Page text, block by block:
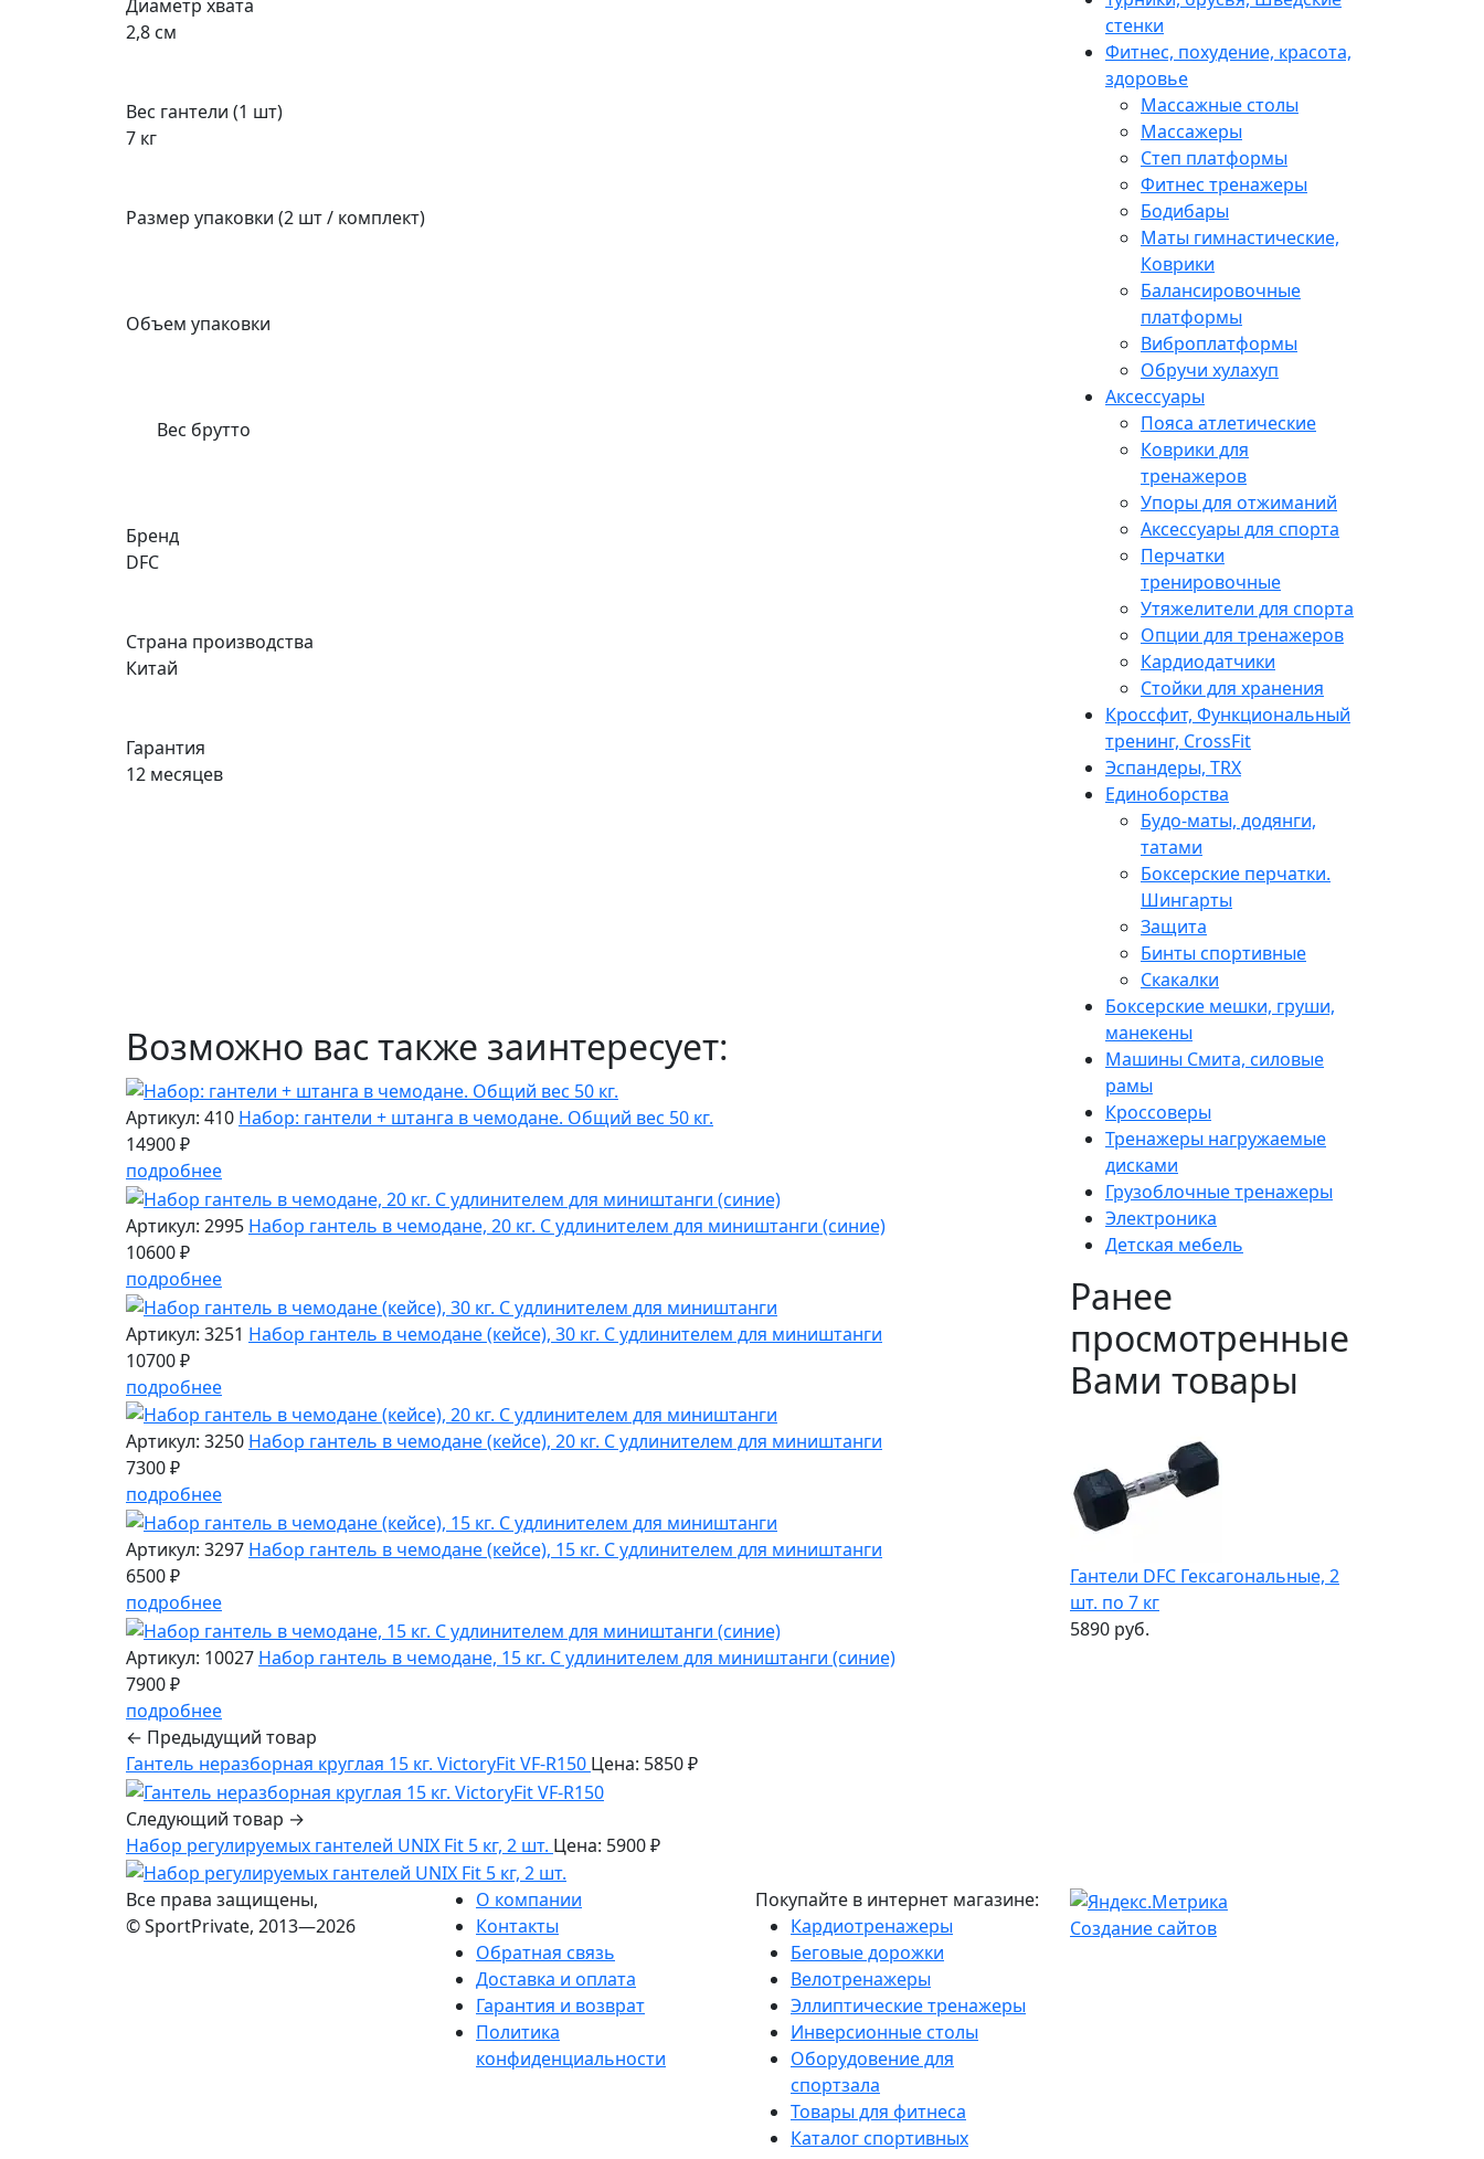
Диаметр хвата
2,8 см
Вес гантели (1 шт)
7 кг
Размер упаковки (2 шт / комплект)
Объем упаковки
Вес брутто
Бренд
DFC
Страна производства
Китай
Гарантия
12 месяцев
Возможно вас также заинтересует:
Артикул: 410 Набор: гантели + штанга в чемодане. Общий вес 50 кг.
14900 ₽
подробнее
Артикул: 2995 Набор гантель в чемодане, 20 кг. С удлинителем для миништанги (синие)
10600 ₽
подробнее
Артикул: 3251 Набор гантель в чемодане (кейсе), 30 кг. С удлинителем для миништанги
10700 ₽
подробнее
Артикул: 3250 Набор гантель в чемодане (кейсе), 20 кг. С удлинителем для миништанги
7300 ₽
подробнее
Артикул: 3297 Набор гантель в чемодане (кейсе), 15 кг. С удлинителем для миништанги
6500 ₽
подробнее
Артикул: 10027 Набор гантель в чемодане, 15 кг. С удлинителем для миништанги (синие)
7900 ₽
подробнее
← Предыдущий товар
Гантель неразборная круглая 15 кг. VictoryFit VF-R150 Цена: 5850 ₽
Следующий товар →
Набор регулируемых гантелей UNIX Fit 5 кг, 2 шт. Цена: 5900 ₽
стенки
Фитнес, похудение, красота,
здоровье
Массажные столы
Массажеры
Степ платформы
Фитнес тренажеры
Бодибары
Маты гимнастические,
Коврики
Балансировочные
платформы
Виброплатформы
Обручи хулахуп
Аксессуары
Пояса атлетические
Коврики для
тренажеров
Упоры для отжиманий
Аксессуары для спорта
Перчатки
тренировочные
Утяжелители для спорта
Опции для тренажеров
Кардиодатчики
Стойки для хранения
Кроссфит, Функциональный
тренинг, CrossFit
Эспандеры, TRX
Единоборства
Будо-маты, додянги,
татами
Боксерские перчатки.
Шингарты
Защита
Бинты спортивные
Скакалки
Боксерские мешки, груши,
манекены
Машины Смита, силовые
рамы
Кроссоверы
Тренажеры нагружаемые
дисками
Грузоблочные тренажеры
Электроника
Детская мебель
Ранее
просмотренные
Вами товары
Гантели DFC Гексагональные, 2
шт. по 7 кг
5890 руб.
Все права защищены,
© SportPrivate, 2013—2026
О компании
Контакты
Обратная связь
Доставка и оплата
Гарантия и возврат
Политика
конфиденциальности
Покупайте в интернет магазине:
Кардиотренажеры
Беговые дорожки
Велотренажеры
Эллиптические тренажеры
Инверсионные столы
Оборудовение для
спортзала
Товары для фитнеса
Каталог спортивных
Создание сайтов